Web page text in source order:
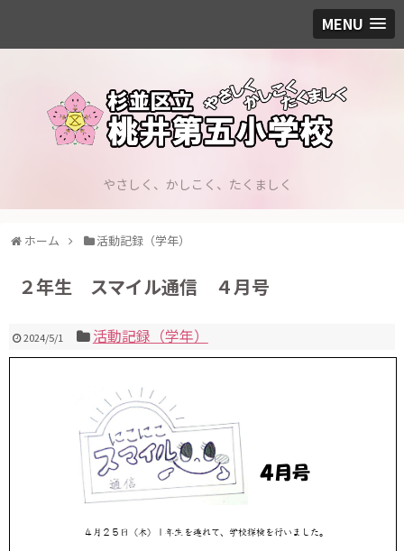
MENU
やさしく、かしこく、たくましく
ホーム 活動記録（学年）
２年生 スマイル通信 ４月号
2024/5/1 活動記録（学年）